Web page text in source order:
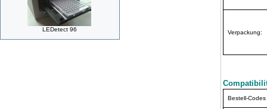
LEDetect 96 Verpackung:
Bestell-Codes